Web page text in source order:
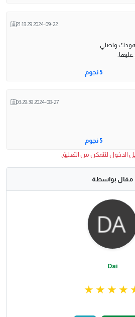
2024-09-22 21:18:29
واصلي
عليها.
5 نجوم
2024-08-27 03:29:39
5 نجوم
الدخول لتتمكن من التعليق
مقال بواسطة
Dai